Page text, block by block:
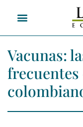
Vacunas:
frecuentes